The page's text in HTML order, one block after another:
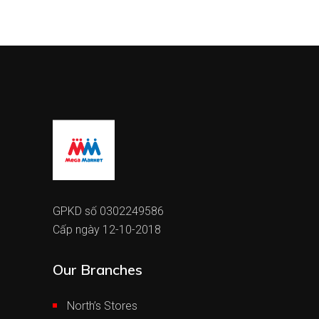
GPKD số 0302249586
Cấp ngày 12-10-2018
Our Branches
North’s Stores